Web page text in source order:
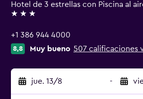
Hotel de 3 estrellas con Piscina al
3 estrellas
+1 386 944 4000
8,8 Muy bueno 507 calificaciones
jue. 13/8 -